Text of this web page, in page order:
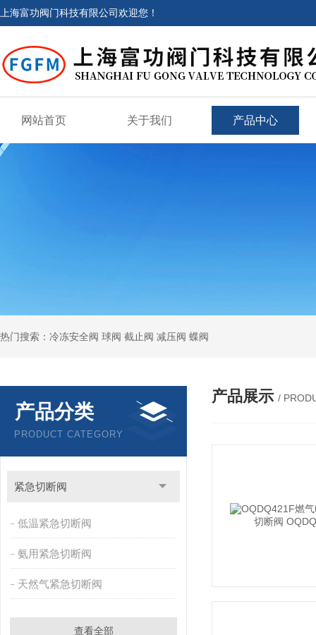
上海富功阀门科技有限公司欢迎您！
网站首页 关于我们 产品中心
热门搜索：冷冻安全阀 球阀 截止阀 减压阀 蝶阀
产品分类
PRODUCT CATEGORY
紧急切断阀
低温紧急切断阀
氨用紧急切断阀
天然气紧急切断阀
查看全部
产品展示 /